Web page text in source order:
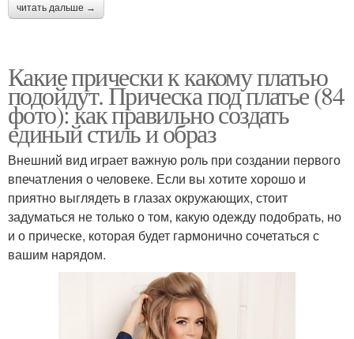
читать дальше →
Какие прически к какому платью
подойдут. Прическа под платье (84
фото): как правильно создать
единый стиль и образ
Внешний вид играет важную роль при создании первого
впечатления о человеке. Если вы хотите хорошо и
приятно выглядеть в глазах окружающих, стоит
задуматься не только о том, какую одежду подобрать, но
и о прическе, которая будет гармонично сочетаться с
вашим нарядом.